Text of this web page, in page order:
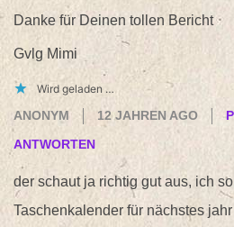
Danke für Deinen tollen Bericht
Gvlg Mimi
Wird geladen …
ANONYM
12 JAHREN AGO
ANTWORTEN
der schaut ja richtig gut aus, ich
Taschenkalender für nächstes